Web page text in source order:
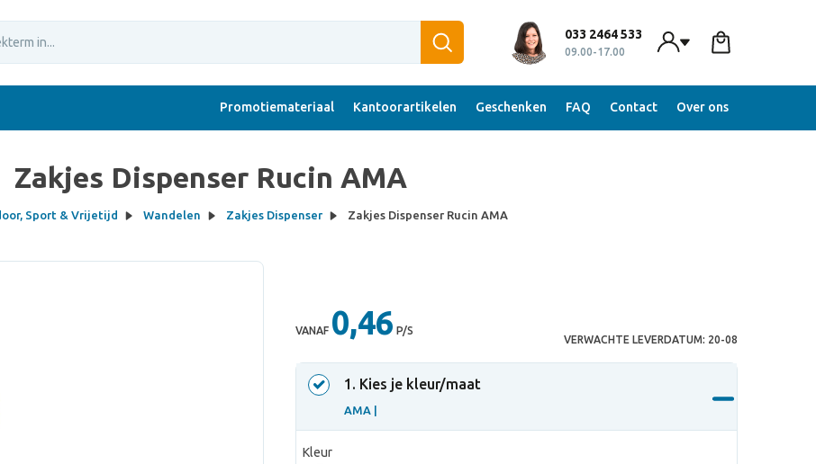
033 2464 533
09.00-17.00
Promotiemateriaal Kantoorartikelen Geschenken FAQ Contact Over ons
Zakjes Dispenser Rucin AMA
Sport & Vrijetijd Wandelen Zakjes Dispenser Zakjes Dispenser Rucin AMA
VANAF 0,46 P/S
VERWACHTE LEVERDATUM: 20-08
1 . Kies je kleur/maat
AMA |
Kleur